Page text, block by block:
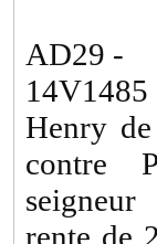
AD29 -
Henry
contre
rente de